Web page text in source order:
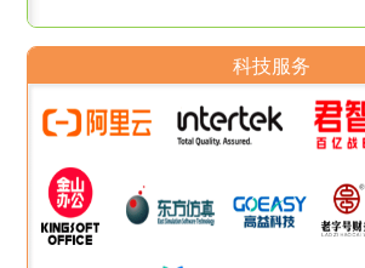
科技服务